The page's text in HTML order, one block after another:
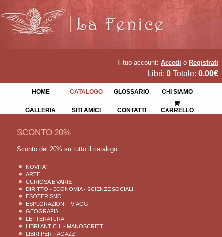
Il tuo account: Accedi o Registrati
Libri: 0 Totale: 0.00€
HOME CATALOGO GLOSSARIO CHI SIAMO
GALLERIA SITI AMICI CONTATTI CARRELLO
SCONTO 20%
Sconto del 20% su tutto il catalogo
NOVITA'
ARTE
CURIOSA E VARIE
DIRITTO - ECONOMIA - SCIENZE SOCIALI
ESOTERISMO
ESPLORAZIONI - VIAGGI
GEOGRAFIA
LETTERATURA
LIBRI ANTICHI - MANOSCRITTI
LIBRI PER RAGAZZI